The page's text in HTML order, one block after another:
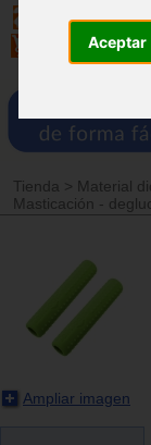
Aceptar
Tienda > Material
Masticación -
Ampliar imagen